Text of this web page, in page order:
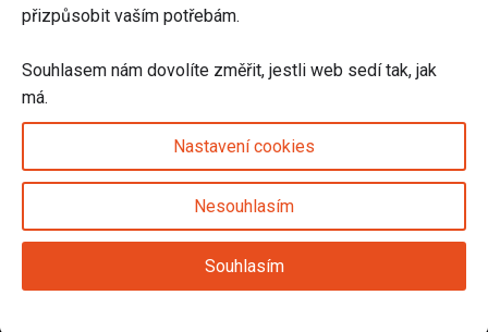
Obchodní podmínky
Odstoupení od smlouvy
Sledujte nás na
© 2025 Svět karet s.r.o. | vytvořeno DIGIBEES
přizpůsobit vaším potřebám.
Souhlasem nám dovolíte změřit, jestli web sedí tak, jak
má.
Nastavení cookies
Nesouhlasím
Souhlasím